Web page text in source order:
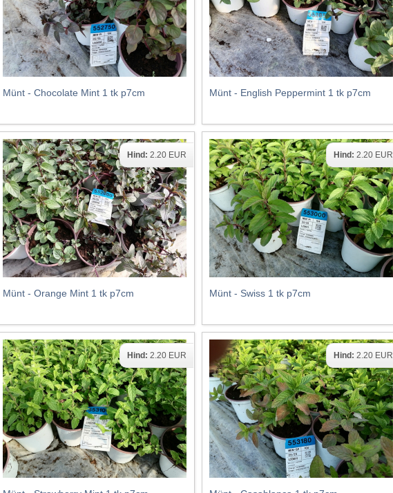
Münt - Chocolate Mint 1 tk p7cm Münt - English Peppermint 1 tk p7cm
Münt - Orange Mint 1 tk p7cm
Hind: 2.20 EUR
Münt - Swiss 1 tk p7cm
Hind: 2.20 EUR
Hind: 2.20 EUR Hind: 2.20 EUR